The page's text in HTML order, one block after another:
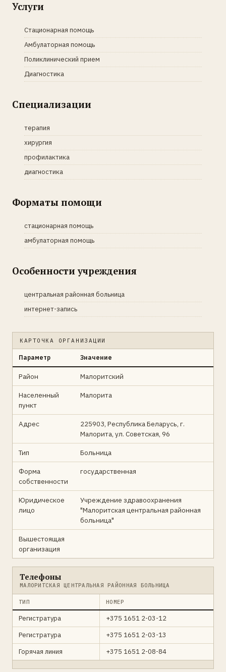
Услуги
Стационарная помощь
Амбулаторная помощь
Поликлинический прием
Диагностика
Специализации
терапия
хирургия
профилактика
диагностика
Форматы помощи
стационарная помощь
амбулаторная помощь
Особенности учреждения
центральная районная больница
интернет-запись
КАРТОЧКА ОРГАНИЗАЦИИ
Параметр Значение
Район Малоритский
Населенный
пункт
Малорита
Адрес
225903, Республика Беларусь, г.
Малорита, ул. Советская, 96
Тип Больница
Форма
собственности
государственная
Юридическое
лицо
Учреждение здравоохранения
"Малоритская центральная районная
больница"
Вышестоящая
организация
Телефоны
МАЛОРИТСКАЯ ЦЕНТРАЛЬНАЯ РАЙОННАЯ БОЛЬНИЦА
ТИП НОМЕР
Регистратура
+375 1651 2-03-12
Регистратура
+375 1651 2-03-13
Горячая линия
+375 1651 2-08-84